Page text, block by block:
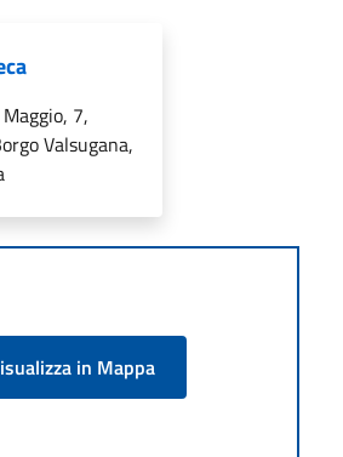
7,
Valsugana,
in Mappa